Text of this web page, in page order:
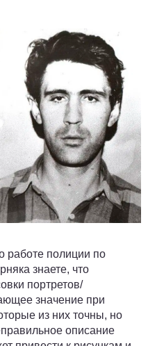
работе полиции по
знаете, что
портретов/
значение при
из них точны, но
описание